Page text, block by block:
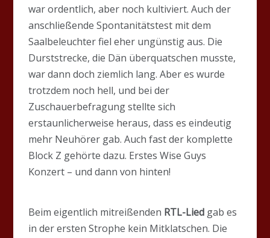
war ordentlich, aber noch kultiviert. Auch der
anschließende Spontanitätstest mit dem
Saalbeleuchter fiel eher ungünstig aus. Die
Durststrecke, die Dän überquatschen musste,
war dann doch ziemlich lang. Aber es wurde
trotzdem noch hell, und bei der
Zuschauerbefragung stellte sich
erstaunlicherweise heraus, dass es eindeutig
mehr Neuhörer gab. Auch fast der komplette
Block Z gehörte dazu. Erstes Wise Guys
Konzert – und dann von hinten!
Beim eigentlich mitreißenden RTL-Lied gab es
in der ersten Strophe kein Mitklatschen. Die